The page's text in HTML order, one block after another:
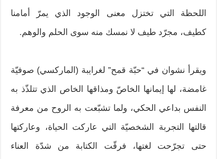
اللحظة التي تختزل معنى الوجود الذي يمرّ أمامنا
كطيف، مجرّد طيف لا نمسك منه سوى الحلم والوهم.
ويقرأ نشوان في “حبّة قمح” لغرايبة (الماركسي) صوفيّة
غامضة، لها إيمانها الخاصّ ومذاقها الخاص الذي تتلذّذ به
النفس بداعي الحكي، ولما تشبّعت به الروح من معرفة
قالتها التجربة الشخصيّة التي عاركت الحياة، وعاركتها
حتى تجرّحت لغتها، فرقّت الكتابة من شدّة العناء